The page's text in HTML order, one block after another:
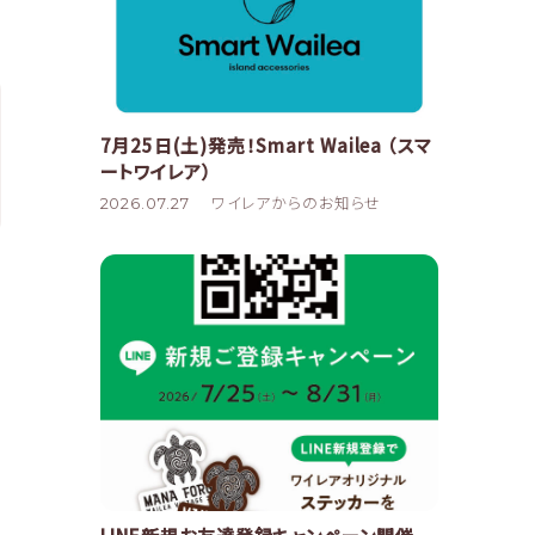
7月25日(土)発売！Smart Wailea （スマ
ートワイレア）
2026.07.27 ワイレアからのお知らせ